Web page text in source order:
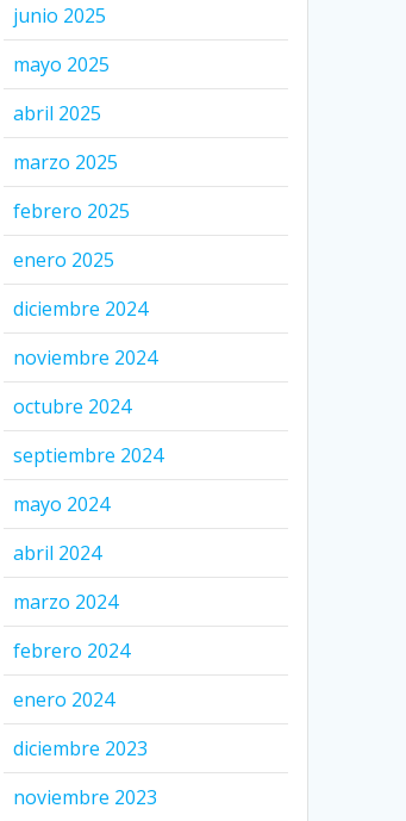
junio 2025
mayo 2025
abril 2025
marzo 2025
febrero 2025
enero 2025
diciembre 2024
noviembre 2024
octubre 2024
septiembre 2024
mayo 2024
abril 2024
marzo 2024
febrero 2024
enero 2024
diciembre 2023
noviembre 2023